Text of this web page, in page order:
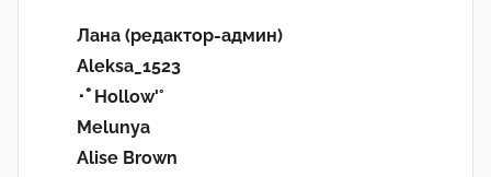
Лана (редактор-админ)
Aleksa_1523
･ﾟHollow'°
Melunya
Alise Brown